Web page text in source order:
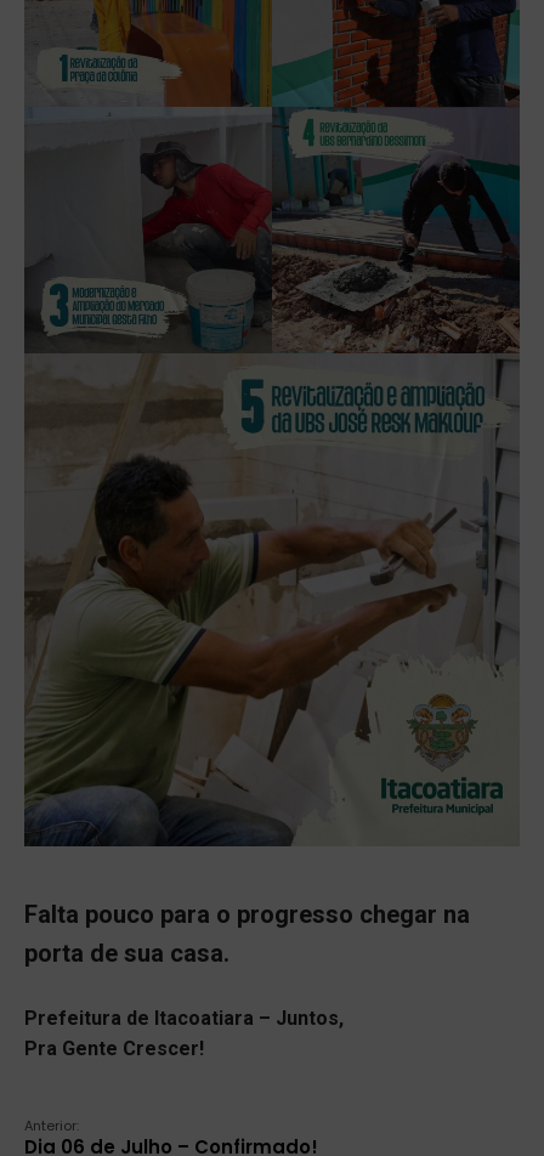
Falta pouco para o progresso chegar na
porta de sua casa.
Prefeitura de Itacoatiara – Juntos,
Pra Gente Crescer!
Anterior:
Dia 06 de Julho – Confirmado!